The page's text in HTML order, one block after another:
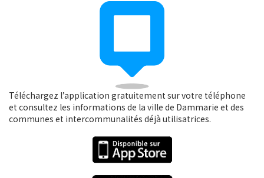
Téléchargez l’application gratuitement sur votre téléphone
et consultez les informations de la ville de Dammarie et des
communes et intercommunalités déjà utilisatrices.